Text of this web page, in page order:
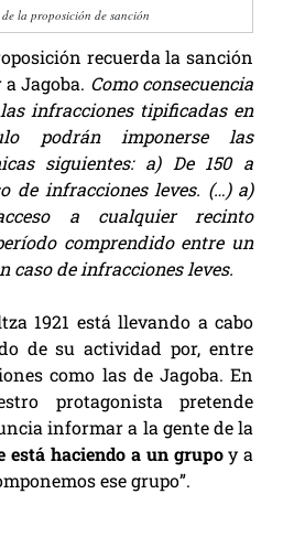
la proposición de sanción
recuerda la sanción
Jagoba. Como consecuencia
infracciones tipificadas en
podrán imponerse las
siguientes: a) De 150 a
de infracciones leves. (…) a)
a cualquier recinto
comprendido entre un
caso de infracciones leves.
1921 está llevando a cabo
de su actividad por, entre
como las de Jagoba. En
protagonista pretende
informar a la gente de la
está haciendo a un grupoy a
ese grupo”.